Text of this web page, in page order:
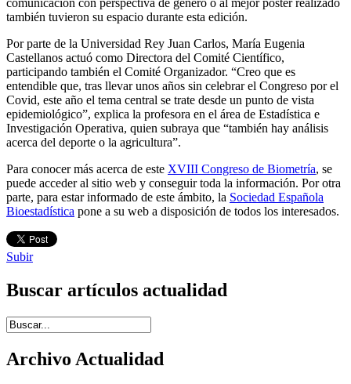
comunicación con perspectiva de género o al mejor póster realizado
también tuvieron su espacio durante esta edición.
Por parte de la Universidad Rey Juan Carlos, María Eugenia
Castellanos actuó como Directora del Comité Científico,
participando también el Comité Organizador. “Creo que es
entendible que, tras llevar unos años sin celebrar el Congreso por el
Covid, este año el tema central se trate desde un punto de vista
epidemiológico”, explica la profesora en el área de Estadística e
Investigación Operativa, quien subraya que “también hay análisis
acerca del deporte o la agricultura”.
Para conocer más acerca de este XVIII Congreso de Biometría, se
puede acceder al sitio web y conseguir toda la información. Por otra
parte, para estar informado de este ámbito, la Sociedad Española
Bioestadística pone a su web a disposición de todos los interesados.
Subir
Buscar artículos actualidad
Introduce términos de búsqueda
Archivo Actualidad